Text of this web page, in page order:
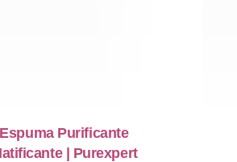
Espuma Purificante
| Purexpert